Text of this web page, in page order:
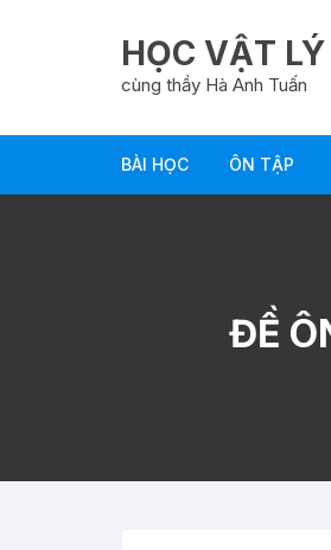
HỌC VẬT LÝ
cùng thầy Hà Anh Tuấn
BÀI HỌC ÔN TẬP
ĐỀ